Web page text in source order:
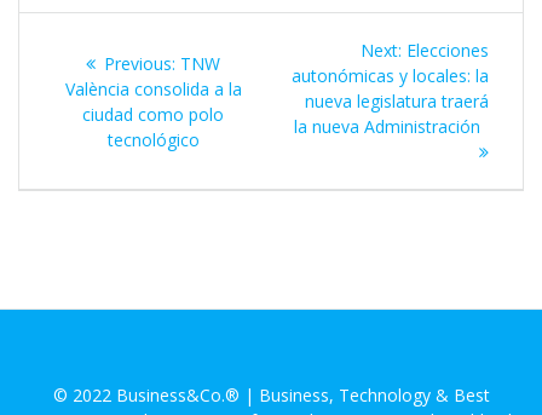
Previous: TNW
València consolida a la
ciudad como polo
tecnológico
Next: Elecciones
autonómicas y locales: la
nueva legislatura traerá
la nueva Administración
© 2022 Business&Co.® | Business, Technology & Best